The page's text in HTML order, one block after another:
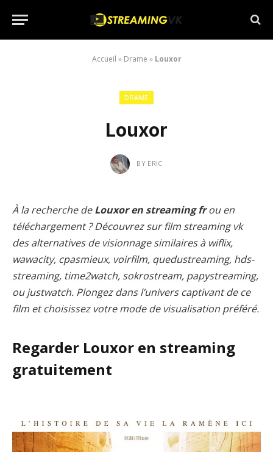
Accueil » Drame » Louxor
DRAME
Louxor
BY ERIC
À la recherche deLouxor en streaming frou en
téléchargement ? Découvrez sur film streaming vk
des alternatives de visionnage similaires à wiflix,
wawacity, cpasmieux, voirfilm, quedustreaming, hds-
streaming, time2watch, sokrostream, papystreaming,
ou justwatch. Plongez dans l’univers captivant de ce
film et choisissez votre mode de visualisation préféré.
Regarder Louxor en streaming
gratuitement